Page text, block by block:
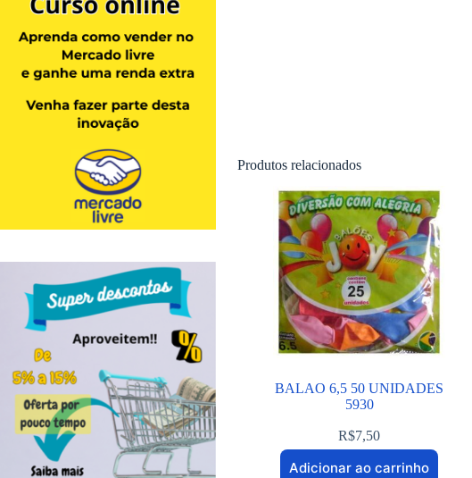
Produtos relacionados
BALAO 6,5 50 UNIDADES
5930
R$7,50
Adicionar ao carrinho